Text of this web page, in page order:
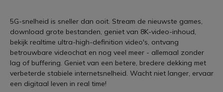
5G-snelheid is sneller dan ooit. Stream de nieuwste games,
download grote bestanden, geniet van 8K-video-inhoud,
bekijk realtime ultra-high-definition video's, ontvang
betrouwbare videochat en nog veel meer - allemaal zonder
lag of buffering. Geniet van een betere, bredere dekking met
verbeterde stabiele internetsnelheid. Wacht niet langer, ervaar
een digitaal leven in real time!